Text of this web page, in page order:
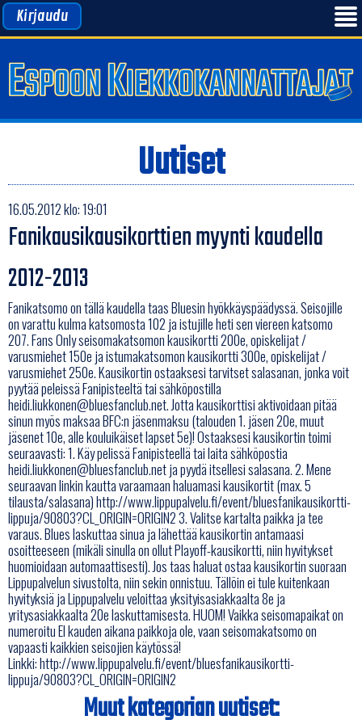
Kirjaudu
Uutiset
16.05.2012 klo: 19:01
Fanikausikausikorttien myynti kaudella
2012-2013
Fanikatsomo on tällä kaudella taas Bluesin hyökkäyspäädyssä. Seisojille
on varattu kulma katsomosta 102 ja istujille heti sen viereen katsomo
207. Fans Only seisomakatsomon kausikortti 200e, opiskelijat /
varusmiehet 150e ja istumakatsomon kausikortti 300e, opiskelijat /
varusmiehet 250e. Kausikortin ostaaksesi tarvitset salasanan, jonka voit
pyytää peleissä Fanipisteeltä tai sähköpostilla
heidi.liukkonen@bluesfanclub.net. Jotta kausikorttisi aktivoidaan pitää
sinun myös maksaa BFC:n jäsenmaksu (talouden 1. jäsen 20e, muut
jäsenet 10e, alle kouluikäiset lapset 5e)! Ostaaksesi kausikortin toimi
seuraavasti: 1. Käy pelissä Fanipisteellä tai laita sähköpostia
heidi.liukkonen@bluesfanclub.net ja pyydä itsellesi salasana. 2. Mene
seuraavan linkin kautta varaamaan haluamasi kausikortit (max. 5
tilausta/salasana) http://www.lippupalvelu.fi/event/bluesfanikausikortti-
lippuja/90803?CL_ORIGIN=ORIGIN2 3. Valitse kartalta paikka ja tee
varaus. Blues laskuttaa sinua ja lähettää kausikortin antamaasi
osoitteeseen (mikäli sinulla on ollut Playoff-kausikortti, niin hyvitykset
huomioidaan automaattisesti). Jos taas haluat ostaa kausikortin suoraan
Lippupalvelun sivustolta, niin sekin onnistuu. Tällöin ei tule kuitenkaan
hyvityksiä ja Lippupalvelu veloittaa yksityisasiakkaalta 8e ja
yritysasiakkaalta 20e laskuttamisesta. HUOM! Vaikka seisomapaikat on
numeroitu EI kauden aikana paikkoja ole, vaan seisomakatsomo on
vapaasti kaikkien seisojien käytössä!
Linkki:http://www.lippupalvelu.fi/event/bluesfanikausikortti-
lippuja/90803?CL_ORIGIN=ORIGIN2
Muut kategorian uutiset: